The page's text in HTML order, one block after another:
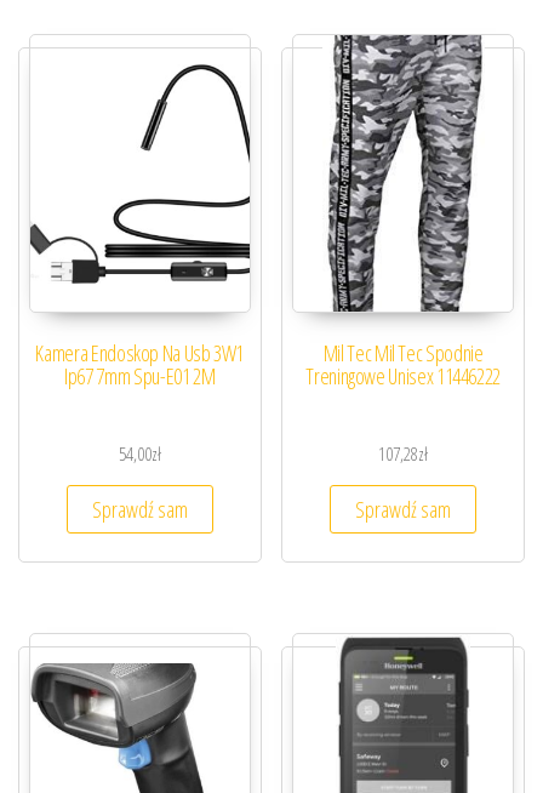
Kamera Endoskop Na Usb 3W1
Ip67 7mm Spu-E01 2M
54,00zł
Sprawdź sam
Mil Tec Mil Tec Spodnie
Treningowe Unisex 11446222
107,28zł
Sprawdź sam